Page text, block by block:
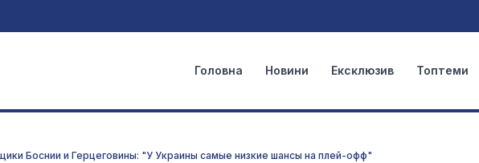
Головна Новини Ексклюзив Топтеми
Боснии и Герцеговины: "У Украины самые низкие шансы на плей-офф"